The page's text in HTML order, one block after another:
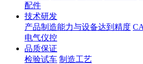
配件
技术研发
产品制造能力与设备达到精度
电气仪控
品质保证
检验试车 制造工艺